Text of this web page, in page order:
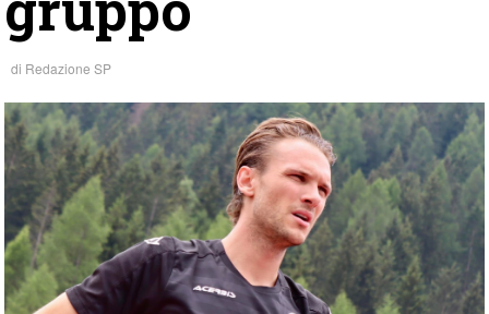
di Redazione SP